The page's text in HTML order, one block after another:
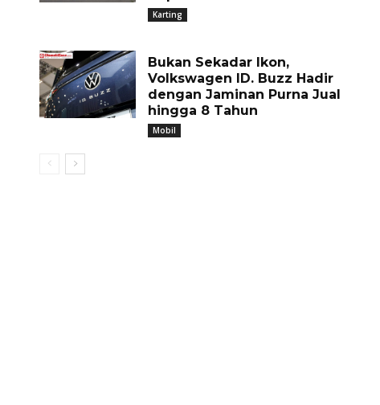
Karting
Bukan Sekadar Ikon,
Volkswagen ID. Buzz Hadir
dengan Jaminan Purna Jual
hingga 8 Tahun
Mobil